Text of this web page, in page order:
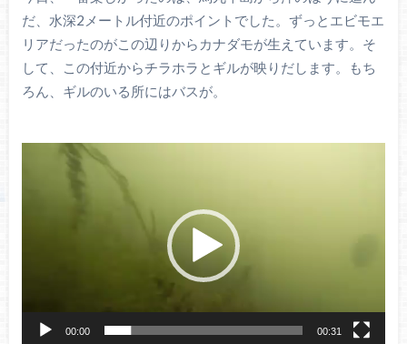
だ、水深2メートル付近のポイントでした。ずっとエビモエ
リアだったのがこの辺りからカナダモが生えています。そ
して、この付近からチラホラとギルが映りだします。もち
ろん、ギルのいる所にはバスが。
00:00 00:31